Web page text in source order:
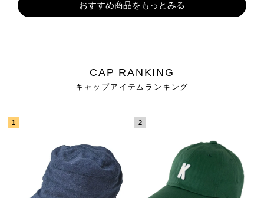
おすすめ商品をもっとみる
CAP RANKING
キャップアイテムランキング